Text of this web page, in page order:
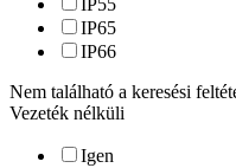
IP55
IP65
IP66
Nem található a keresési
Vezeték nélküli
Igen